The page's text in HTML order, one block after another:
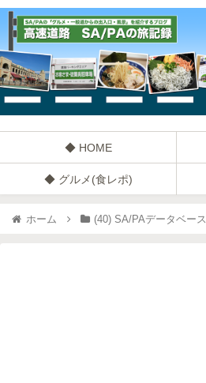
◆ HOME
◆ グルメ(食レポ)
ホーム (40) SA/PAデータベース